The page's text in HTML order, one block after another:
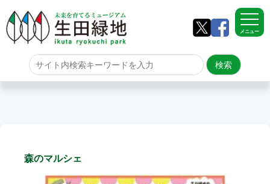
メニュー
ホーム
生田緑地について
森のマルシェ